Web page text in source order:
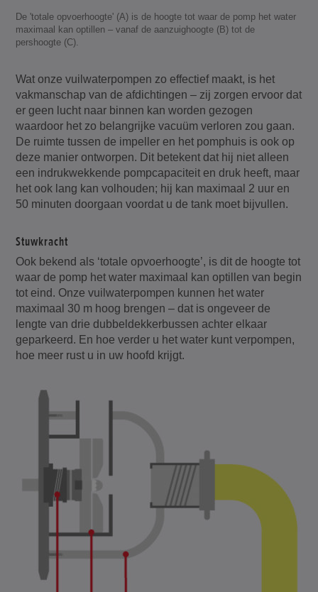
De 'totale opvoerhoogte' (A) is de hoogte tot waar de pomp het water
maximaal kan optillen – vanaf de aanzuighoogte (B) tot de
pershoogte (C).
Wat onze vuilwaterpompen zo effectief maakt, is het
vakmanschap van de afdichtingen – zij zorgen ervoor dat
er geen lucht naar binnen kan worden gezogen
waardoor het zo belangrijke vacuüm verloren zou gaan.
De ruimte tussen de impeller en het pomphuis is ook op
deze manier ontworpen. Dit betekent dat hij niet alleen
een indrukwekkende pompcapaciteit en druk heeft, maar
het ook lang kan volhouden; hij kan maximaal 2 uur en
50 minuten doorgaan voordat u de tank moet bijvullen.
Stuwkracht
Ook bekend als ‘totale opvoerhoogte’, is dit de hoogte tot
waar de pomp het water maximaal kan optillen van begin
tot eind. Onze vuilwaterpompen kunnen het water
maximaal 30 m hoog brengen – dat is ongeveer de
lengte van drie dubbeldekkerbussen achter elkaar
geparkeerd. En hoe verder u het water kunt verpompen,
hoe meer rust u in uw hoofd krijgt.